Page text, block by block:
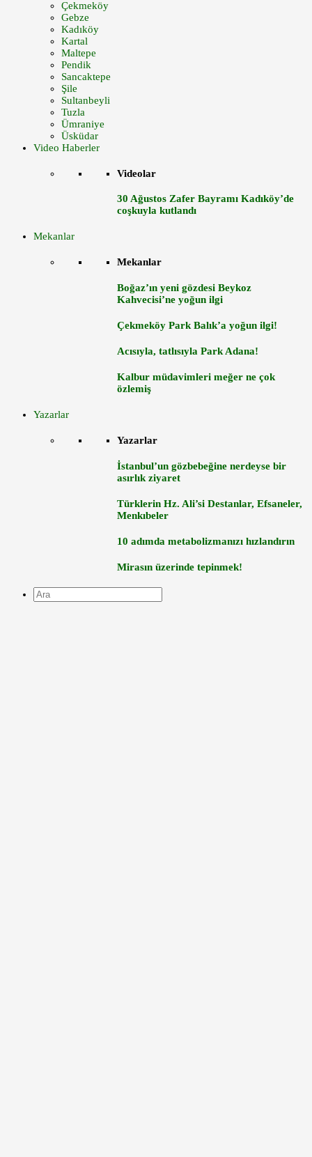
Çekmeköy
Gebze
Kadıköy
Kartal
Maltepe
Pendik
Sancaktepe
Şile
Sultanbeyli
Tuzla
Ümraniye
Üsküdar
Video Haberler
Videolar
30 Ağustos Zafer Bayramı Kadıköy’de
coşkuyla kutlandı
Mekanlar
Mekanlar
Boğaz’ın yeni gözdesi Beykoz
Kahvecisi’ne yoğun ilgi
Çekmeköy Park Balık’a yoğun ilgi!
Acısıyla, tatlısıyla Park Adana!
Kalbur müdavimleri meğer ne çok
özlemiş
Yazarlar
Yazarlar
İstanbul’un gözbebeğine nerdeyse bir
asırlık ziyaret
Türklerin Hz. Ali’si Destanlar, Efsaneler,
Menkıbeler
10 adımda metabolizmanızı hızlandırın
Mirasın üzerinde tepinmek!